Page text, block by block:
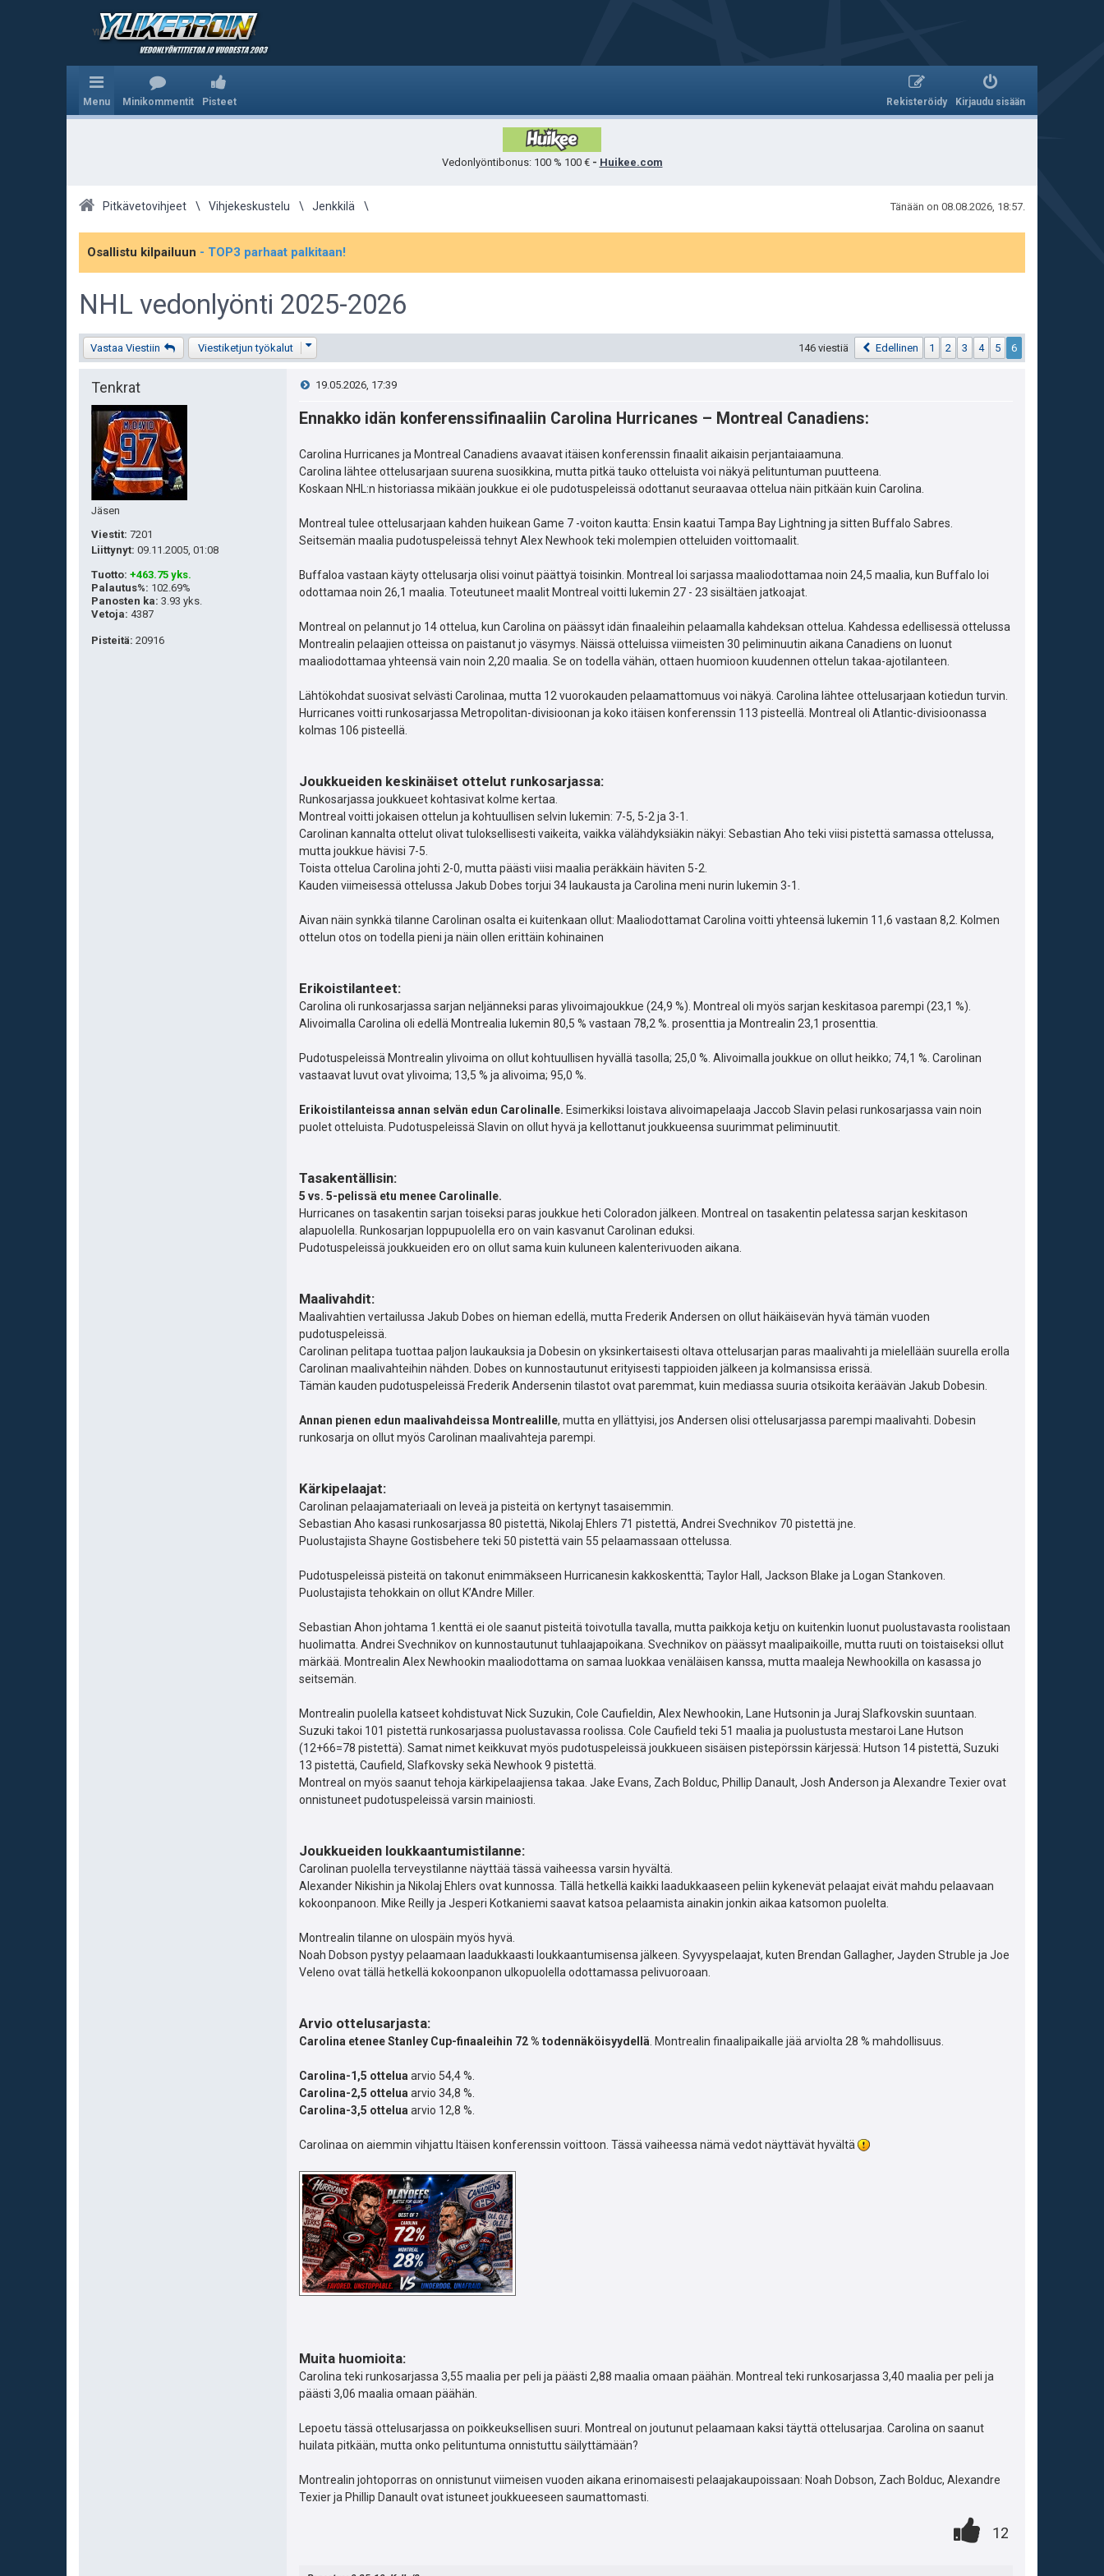
Ylikerroin.com - Parhaat veikkausvihjeet
Menu Minikommentit Pisteet Kirjaudu sisään
Rekisteröidy
Vedonlyöntibonus: 100 % 100 € - Huikee.com
Tänään on 08.08.2026, 18:57.
Pitkävetovihjeet Vihjekeskustelu Jenkkilä
Osallistu kilpailuun - TOP3 parhaat palkitaan!
NHL vedonlyönti 2025-2026
Vastaa Viestiin Viestiketjun työkalut 146 viestiä Edellinen 1 2 3 4 5 6
Tenkrat
Jäsen
Viestit: 7201
Liittynyt: 09.11.2005, 01:08
Tuotto: +463.75 yks.
Palautus%: 102.69%
Panosten ka: 3.93 yks.
Vetoja: 4387
Pisteitä: 20916
V
i
i
19.05.2026, 17:39
Ennakko idän konferenssifinaaliin Carolina Hurricanes – Montreal Canadiens:
Carolina Hurricanes ja Montreal Canadiens avaavat itäisen konferenssin finaalit aikaisin perjantaiaamuna.
Carolina lähtee ottelusarjaan suurena suosikkina, mutta pitkä tauko otteluista voi näkyä pelituntuman puutteena.
Koskaan NHL:n historiassa mikään joukkue ei ole pudotuspeleissä odottanut seuraavaa ottelua näin pitkään kuin Carolina.
Montreal tulee ottelusarjaan kahden huikean Game 7 -voiton kautta: Ensin kaatui Tampa Bay Lightning ja sitten Buffalo Sabres.
Seitsemän maalia pudotuspeleissä tehnyt Alex Newhook teki molempien otteluiden voittomaalit.
Buffaloa vastaan käyty ottelusarja olisi voinut päättyä toisinkin. Montreal loi sarjassa maaliodottamaa noin 24,5 maalia, kun Buffalo loi
odottamaa noin 26,1 maalia. Toteutuneet maalit Montreal voitti lukemin 27 - 23 sisältäen jatkoajat.
Montreal on pelannut jo 14 ottelua, kun Carolina on päässyt idän finaaleihin pelaamalla kahdeksan ottelua. Kahdessa edellisessä ottelussa
Montrealin pelaajien otteissa on paistanut jo väsymys. Näissä otteluissa viimeisten 30 peliminuutin aikana Canadiens on luonut
maaliodottamaa yhteensä vain noin 2,20 maalia. Se on todella vähän, ottaen huomioon kuudennen ottelun takaa-ajotilanteen.
Lähtökohdat suosivat selvästi Carolinaa, mutta 12 vuorokauden pelaamattomuus voi näkyä. Carolina lähtee ottelusarjaan kotiedun turvin.
Hurricanes voitti runkosarjassa Metropolitan-divisioonan ja koko itäisen konferenssin 113 pisteellä. Montreal oli Atlantic-divisioonassa
kolmas 106 pisteellä.
Joukkueiden keskinäiset ottelut runkosarjassa:
Runkosarjassa joukkueet kohtasivat kolme kertaa.
Montreal voitti jokaisen ottelun ja kohtuullisen selvin lukemin: 7-5, 5-2 ja 3-1.
Carolinan kannalta ottelut olivat tuloksellisesti vaikeita, vaikka välähdyksiäkin näkyi: Sebastian Aho teki viisi pistettä samassa ottelussa,
mutta joukkue hävisi 7-5.
Toista ottelua Carolina johti 2-0, mutta päästi viisi maalia peräkkäin häviten 5-2.
Kauden viimeisessä ottelussa Jakub Dobes torjui 34 laukausta ja Carolina meni nurin lukemin 3-1.
Aivan näin synkkä tilanne Carolinan osalta ei kuitenkaan ollut: Maaliodottamat Carolina voitti yhteensä lukemin 11,6 vastaan 8,2. Kolmen
ottelun otos on todella pieni ja näin ollen erittäin kohinainen
Erikoistilanteet:
Carolina oli runkosarjassa sarjan neljänneksi paras ylivoimajoukkue (24,9 %). Montreal oli myös sarjan keskitasoa parempi (23,1 %).
Alivoimalla Carolina oli edellä Montrealia lukemin 80,5 % vastaan 78,2 %. prosenttia ja Montrealin 23,1 prosenttia.
Pudotuspeleissä Montrealin ylivoima on ollut kohtuullisen hyvällä tasolla; 25,0 %. Alivoimalla joukkue on ollut heikko; 74,1 %. Carolinan
vastaavat luvut ovat ylivoima; 13,5 % ja alivoima; 95,0 %.
Erikoistilanteissa annan selvän edun Carolinalle. Esimerkiksi loistava alivoimapelaaja Jaccob Slavin pelasi runkosarjassa vain noin
puolet otteluista. Pudotuspeleissä Slavin on ollut hyvä ja kellottanut joukkueensa suurimmat peliminuutit.
Tasakentällisin:
5 vs. 5-pelissä etu menee Carolinalle.
Hurricanes on tasakentin sarjan toiseksi paras joukkue heti Coloradon jälkeen. Montreal on tasakentin pelatessa sarjan keskitason
alapuolella. Runkosarjan loppupuolella ero on vain kasvanut Carolinan eduksi.
Pudotuspeleissä joukkueiden ero on ollut sama kuin kuluneen kalenterivuoden aikana.
Maalivahdit:
Maalivahtien vertailussa Jakub Dobes on hieman edellä, mutta Frederik Andersen on ollut häikäisevän hyvä tämän vuoden
pudotuspeleissä.
Carolinan pelitapa tuottaa paljon laukauksia ja Dobesin on yksinkertaisesti oltava ottelusarjan paras maalivahti ja mielellään suurella erolla
Carolinan maalivahteihin nähden. Dobes on kunnostautunut erityisesti tappioiden jälkeen ja kolmansissa erissä.
Tämän kauden pudotuspeleissä Frederik Andersenin tilastot ovat paremmat, kuin mediassa suuria otsikoita keräävän Jakub Dobesin.
Annan pienen edun maalivahdeissa Montrealille, mutta en yllättyisi, jos Andersen olisi ottelusarjassa parempi maalivahti. Dobesin
runkosarja on ollut myös Carolinan maalivahteja parempi.
Kärkipelaajat:
Carolinan pelaajamateriaali on leveä ja pisteitä on kertynyt tasaisemmin.
Sebastian Aho kasasi runkosarjassa 80 pistettä, Nikolaj Ehlers 71 pistettä, Andrei Svechnikov 70 pistettä jne.
Puolustajista Shayne Gostisbehere teki 50 pistettä vain 55 pelaamassaan ottelussa.
Pudotuspeleissä pisteitä on takonut enimmäkseen Hurricanesin kakkoskenttä; Taylor Hall, Jackson Blake ja Logan Stankoven.
Puolustajista tehokkain on ollut K’Andre Miller.
Sebastian Ahon johtama 1.kenttä ei ole saanut pisteitä toivotulla tavalla, mutta paikkoja ketju on kuitenkin luonut puolustavasta roolistaan
huolimatta. Andrei Svechnikov on kunnostautunut tuhlaajapoikana. Svechnikov on päässyt maalipaikoille, mutta ruuti on toistaiseksi ollut
märkää. Montrealin Alex Newhookin maaliodottama on samaa luokkaa venäläisen kanssa, mutta maaleja Newhookilla on kasassa jo
seitsemän.
Montrealin puolella katseet kohdistuvat Nick Suzukin, Cole Caufieldin, Alex Newhookin, Lane Hutsonin ja Juraj Slafkovskin suuntaan.
Suzuki takoi 101 pistettä runkosarjassa puolustavassa roolissa. Cole Caufield teki 51 maalia ja puolustusta mestaroi Lane Hutson
(12+66=78 pistettä). Samat nimet keikkuvat myös pudotuspeleissä joukkueen sisäisen pistepörssin kärjessä: Hutson 14 pistettä, Suzuki
13 pistettä, Caufield, Slafkovsky sekä Newhook 9 pistettä.
Montreal on myös saanut tehoja kärkipelaajiensa takaa. Jake Evans, Zach Bolduc, Phillip Danault, Josh Anderson ja Alexandre Texier ovat
onnistuneet pudotuspeleissä varsin mainiosti.
Joukkueiden loukkaantumistilanne:
Carolinan puolella terveystilanne näyttää tässä vaiheessa varsin hyvältä.
Alexander Nikishin ja Nikolaj Ehlers ovat kunnossa. Tällä hetkellä kaikki laadukkaaseen peliin kykenevät pelaajat eivät mahdu pelaavaan
kokoonpanoon. Mike Reilly ja Jesperi Kotkaniemi saavat katsoa pelaamista ainakin jonkin aikaa katsomon puolelta.
Montrealin tilanne on ulospäin myös hyvä.
Noah Dobson pystyy pelaamaan laadukkaasti loukkaantumisensa jälkeen. Syvyyspelaajat, kuten Brendan Gallagher, Jayden Struble ja Joe
Veleno ovat tällä hetkellä kokoonpanon ulkopuolella odottamassa pelivuoroaan.
Arvio ottelusarjasta:
Carolina etenee Stanley Cup-finaaleihin 72 % todennäköisyydellä. Montrealin finaalipaikalle jää arviolta 28 % mahdollisuus.
Carolina-1,5 otteluaarvio 54,4 %.
Carolina-2,5 otteluaarvio 34,8 %.
Carolina-3,5 otteluaarvio 12,8 %.
Carolinaa on aiemmin vihjattu Itäisen konferenssin voittoon. Tässä vaiheessa nämä vedot näyttävät hyvältä
Muita huomioita:
Carolina teki runkosarjassa 3,55 maalia per peli ja päästi 2,88 maalia omaan päähän. Montreal teki runkosarjassa 3,40 maalia per peli ja
päästi 3,06 maalia omaan päähän.
Lepoetu tässä ottelusarjassa on poikkeuksellisen suuri. Montreal on joutunut pelaamaan kaksi täyttä ottelusarjaa. Carolina on saanut
huilata pitkään, mutta onko pelituntuma onnistuttu säilyttämään?
Montrealin johtoporras on onnistunut viimeisen vuoden aikana erinomaisesti pelaajakaupoissaan: Noah Dobson, Zach Bolduc, Alexandre
Texier ja Phillip Danault ovat istuneet joukkueeseen saumattomasti.
P
12